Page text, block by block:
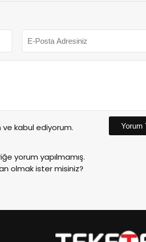
ve kabul ediyorum. Yorum
yorum yapılmamış.
olmak ister misiniz?